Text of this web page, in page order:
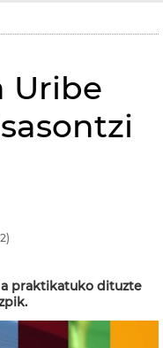
Uribe
praktikatuko dituzte